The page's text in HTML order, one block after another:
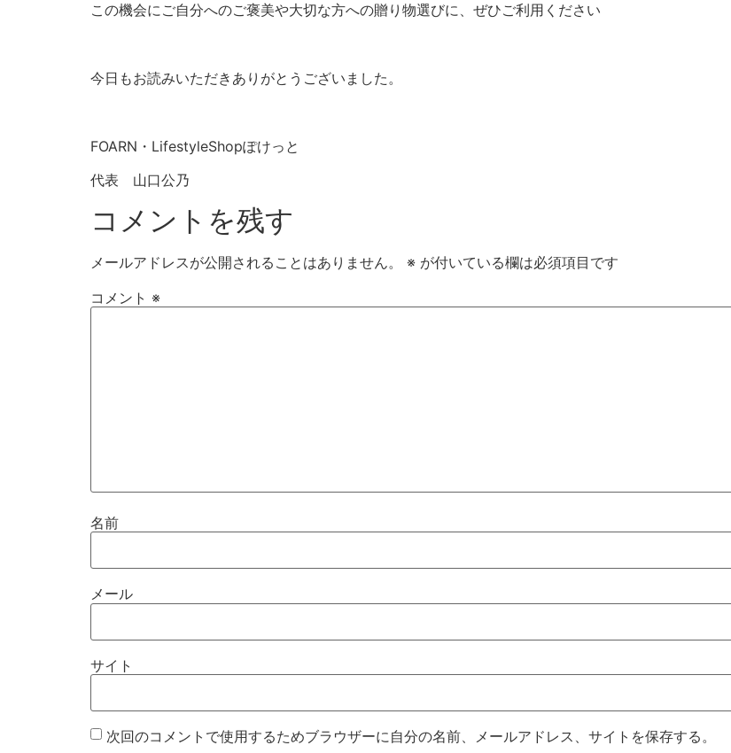
この機会にご自分へのご褒美や大切な方への贈り物選びに、ぜひご利用ください
今日もお読みいただきありがとうございました。
FOARN・LifestyleShopぽけっと
代表 山口公乃
コメントを残す
メールアドレスが公開されることはありません。 ※ が付いている欄は必須項目です
コメント ※
名前
メール
サイト
次回のコメントで使用するためブラウザーに自分の名前、メールアドレス、サイトを保存する。